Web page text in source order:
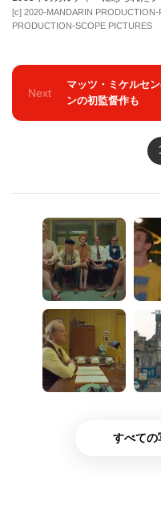
[c] 2020-MANDARIN
PRODUCTION-SCOPE PICTURES
Next
マッツ・ミケルセ
ンの初監督作も
すべての